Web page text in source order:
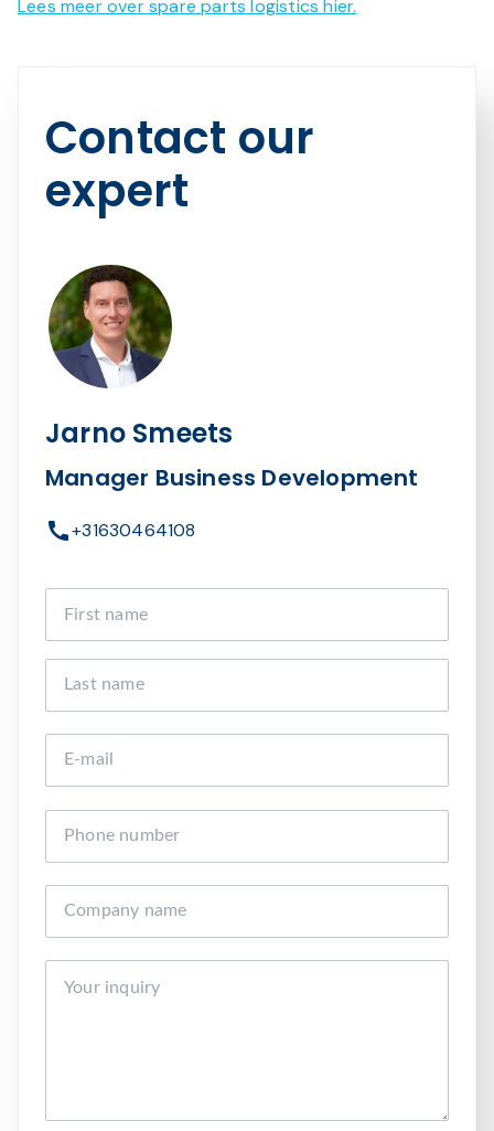
Lees meer over spare parts logistics hier.
Contact our
expert
Jarno Smeets
Manager Business Development
+31630464108